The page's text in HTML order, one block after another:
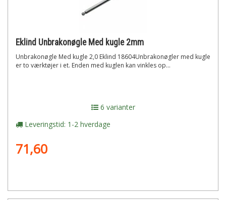
Eklind Unbrakonøgle Med kugle 2mm
Unbrakonøgle Med kugle 2,0 Eklind 18604Unbrakonøgler med kugle
er to værktøjer i et. Enden med kuglen kan vinkles op...
6 varianter
Leveringstid: 1-2 hverdage
71,60